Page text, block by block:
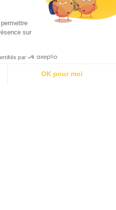
Service communication